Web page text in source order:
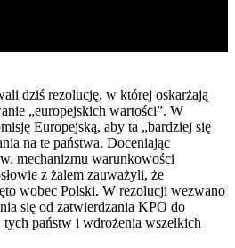
dziś rezolucję, w której oskarżają
„europejskich wartości”. W
Europejską, aby ta „bardziej się
na te państwa. Doceniając
mechanizmu warunkowości
z żalem zauważyli, że
wobec Polski. W rezolucji wezwano
się od zatwierdzania KPO do
tych państw i wdrożenia wszelkich